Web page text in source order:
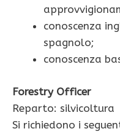
conoscenza
spagnolo;
conoscenza
Forestry Officer
Reparto: silvicoltura
Si richiedono i